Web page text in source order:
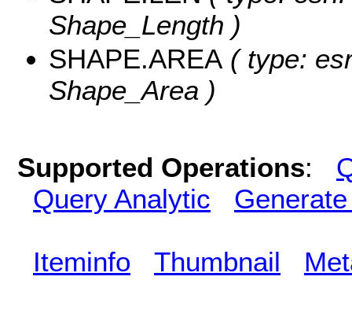
Shape_Length )
SHAPE.AREA ( type:
Shape_Area )
Supported Operations:
Query Analytic
Iteminfo Thumbnail